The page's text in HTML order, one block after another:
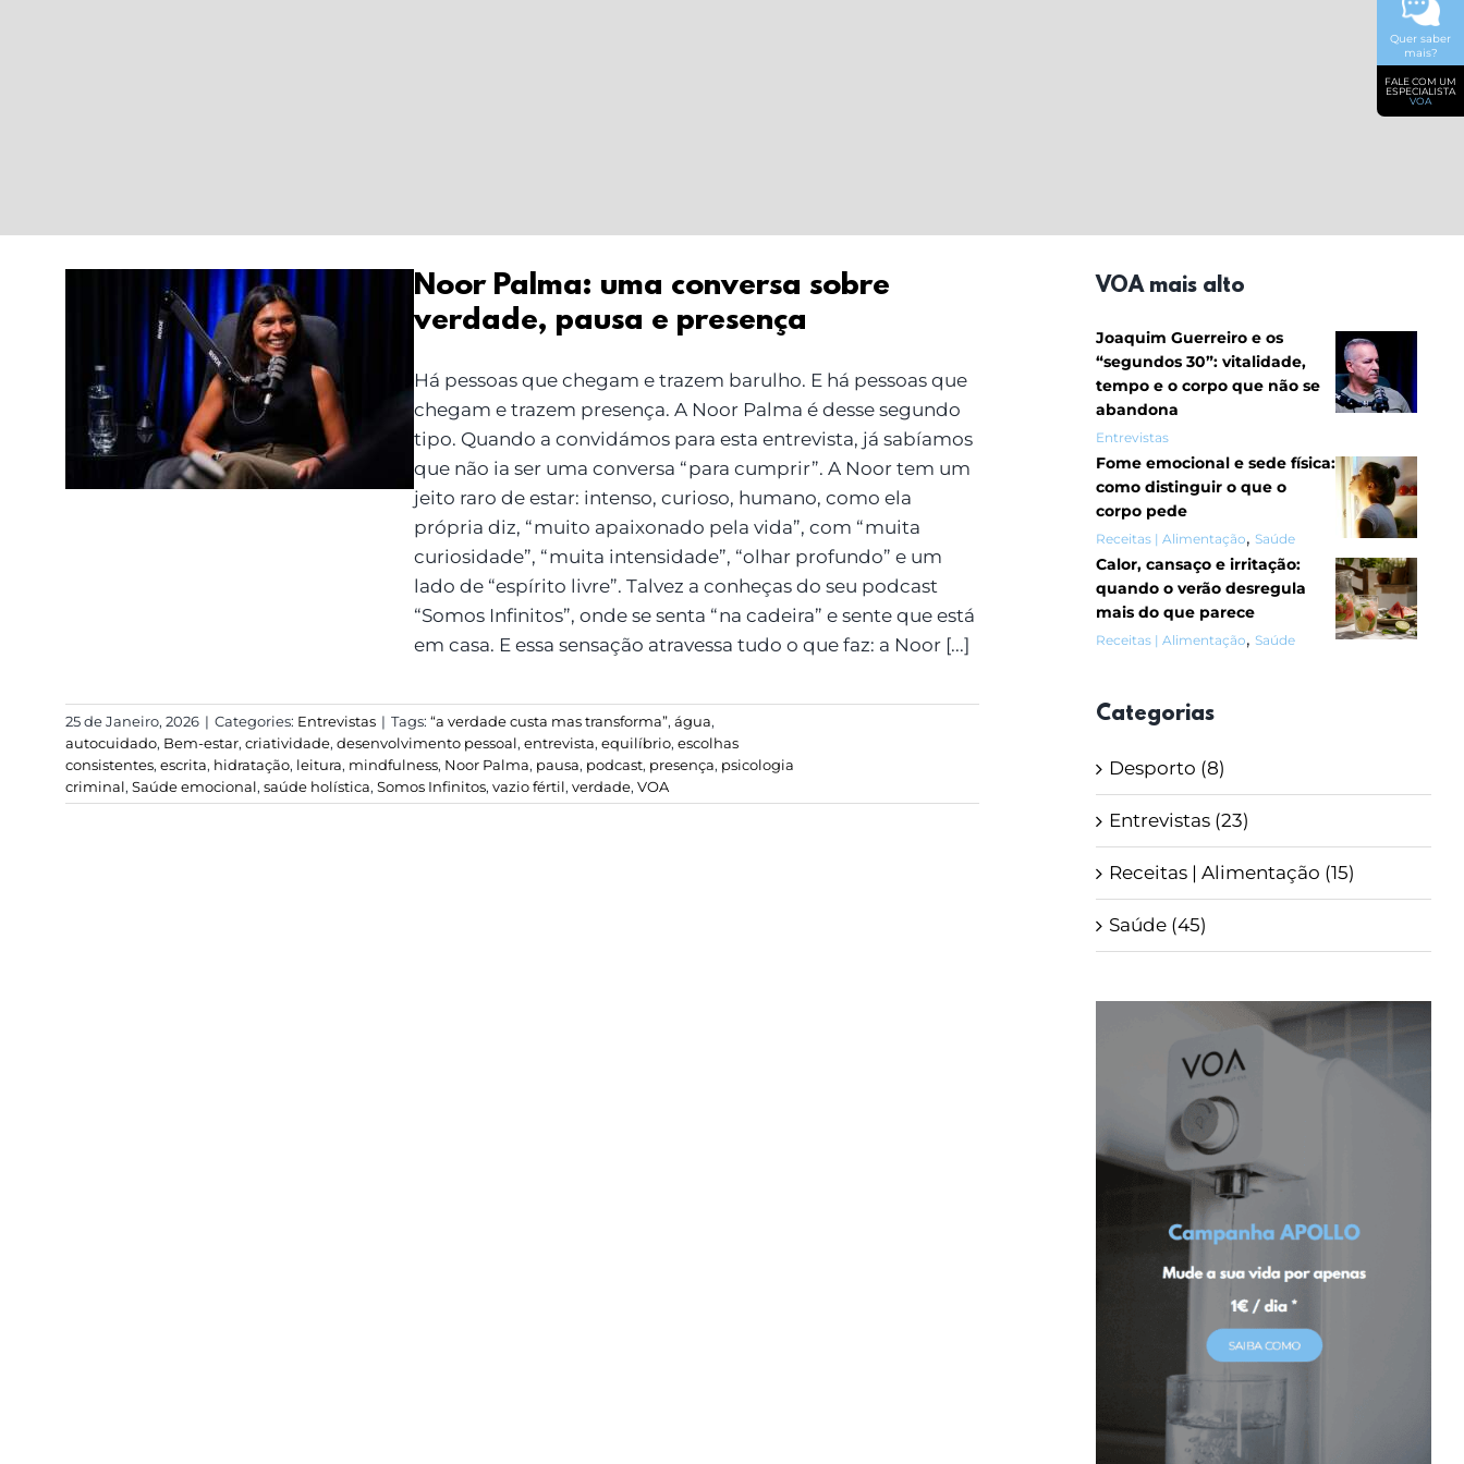
Noor Palma: uma
conversa sobre
verdade, pausa e
presença
Noor Palma: uma conversa sobre
verdade, pausa e presença
Há pessoas que chegam e trazem barulho. E há pessoas que
chegam e trazem presença. A Noor Palma é desse segundo
tipo. Quando a convidámos para esta entrevista, já sabíamos
que não ia ser uma conversa “para cumprir”. A Noor tem um
jeito raro de estar: intenso, curioso, humano, como ela
própria diz, “muito apaixonado pela vida”, com “muita
curiosidade”, “muita intensidade”, “olhar profundo” e um
lado de “espírito livre”. Talvez a conheças do seu podcast
“Somos Infinitos”, onde se senta “na cadeira” e sente que está
em casa. E essa sensação atravessa tudo o que faz: a Noor [...]
25 de Janeiro, 2026 | Categories: Entrevistas | Tags: “a verdade custa mas transforma”, água,
autocuidado, Bem-estar, criatividade, desenvolvimento pessoal, entrevista, equilíbrio, escolhas
consistentes, escrita, hidratação, leitura, mindfulness, Noor Palma, pausa, podcast, presença, psicologia
criminal, Saúde emocional, saúde holística, Somos Infinitos, vazio fértil, verdade, VOA
VOA mais alto
Joaquim Guerreiro e os
“segundos 30”: vitalidade,
tempo e o corpo que não se
abandona
Entrevistas
Fome emocional e sede física:
como distinguir o que o
corpo pede
Receitas | Alimentação, Saúde
Calor, cansaço e irritação:
quando o verão desregula
mais do que parece
Receitas | Alimentação, Saúde
Categorias
Desporto (8)
Entrevistas (23)
Receitas | Alimentação (15)
Saúde (45)
Quer saber
mais?
FALE COM UM
ESPECIALISTA
VOA